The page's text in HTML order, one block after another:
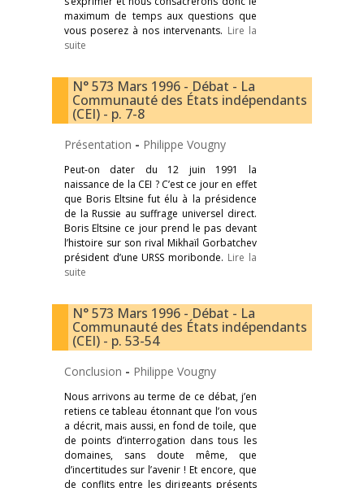
maximum de temps aux questions que
vous poserez à nos intervenants. Lire la
suite
N° 573 Mars 1996 - Débat - La
Communauté des États indépendants
(CEI) - p. 7-8
Présentation - Philippe Vougny
Peut-on dater du 12 juin 1991 la
naissance de la CEI ? C’est ce jour en effet
que Boris Eltsine fut élu à la présidence
de la Russie au suffrage universel direct.
Boris Eltsine ce jour prend le pas devant
l’histoire sur son rival Mikhaïl Gorbatchev
président d’une URSS moribonde. Lire la
suite
N° 573 Mars 1996 - Débat - La
Communauté des États indépendants
(CEI) - p. 53-54
Conclusion - Philippe Vougny
Nous arrivons au terme de ce débat, j’en
retiens ce tableau étonnant que l’on vous
a décrit, mais aussi, en fond de toile, que
de points d’interrogation dans tous les
domaines, sans doute même, que
d’incertitudes sur l’avenir ! Et encore, que
de conflits entre les dirigeants présents